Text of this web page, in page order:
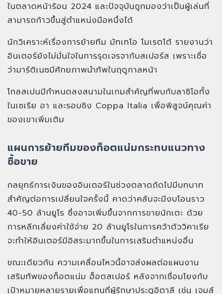
ในตลาดหน้าร้อน 2024 และปัจจุบันถูกมองว่าเป็นผู้เล่นที่
สามารถก้าวขึ้นสู่ตำแหน่งมือหนึ่งได้
นักวิเคราะห์เรื่องการย้ายทีม มัทเทโอ โมเรตโต้ รายงานว่า
อินเตอร์ยังไม่มั่นใจในการรุดเจรจากับสเปอร์ส เพราะเชื่อ
ว่ามาร์ติเนซมีศักยภาพนำทัพในฤดูกาลหน้า
โกลสเปนมีกำหนดลงสนามในเกมสำคัญที่พบกับลาซิโอทั้ง
ในเซเรีย อา และรอบชิง Coppa Italia เพื่อพิสูจน์คุณค่า
ของเขาเพิ่มเติม
แผนการย้ายทีมของท็อตแน่มกระทบแนวทาง
ซื้อขาย
กลยุทธ์การเงินของอินเตอร์ในช่วงตลาดถัดไปมีบทบาท
สำคัญต่อการเปลี่ยนใจครั้งนี้ คาดว่าคลับจะมีงบโอนราว
40-50 ล้านยูโร ซึ่งอาจเพิ่มขึ้นจากการขายนักเตะ ด้วย
การหลีกเลี่ยงค่าใช้จ่าย 20 ล้านยูโรในการคว้าตัววิคาเรีย
จะทำให้อินเตอร์มีอิสระมากขึ้นในการเสริมตำแหน่งอื่น
ขณะเดียวกัน ความเคลื่อนไหวนี้อาจส่งผลต่อแผนงาน
เสริมทัพของท็อตแน่ม ฮ็อตสเปอร์ หลังจากเชื่อมโยงกับ
เป้าหมายหลายรายเพื่อแทนที่ผู้รักษาประตูอิตาลี เช่น เจมส์